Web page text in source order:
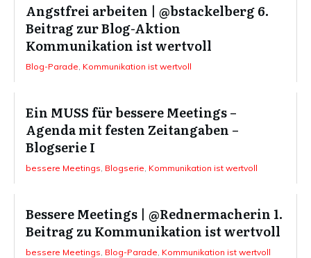
Angstfrei arbeiten | @bstackelberg 6.
Beitrag zur Blog-Aktion
Kommunikation ist wertvoll
Blog-Parade Kommunikation ist wertvoll
Ein MUSS für bessere Meetings –
Agenda mit festen Zeitangaben –
Blogserie I
bessere Meetings Blogserie Kommunikation ist wertvoll
Bessere Meetings | @Rednermacherin 1.
Beitrag zu Kommunikation ist wertvoll
bessere Meetings Blog-Parade Kommunikation ist wertvoll